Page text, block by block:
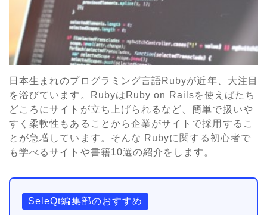
日本生まれのプログラミング言語Rubyが近年、大注目
を浴びています。RubyはRuby on Railsを使えばたち
どころにサイトが立ち上げられるなど、簡単で扱いや
すく柔軟性もあることから企業がサイトで採用するこ
とが急増しています。そんな Rubyに関する初心者で
も学べるサイトや書籍10選の紹介をします。
SeleQt編集部のおすすめ